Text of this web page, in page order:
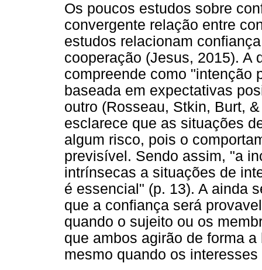
Os poucos estudos sobre
convergente relação entre
estudos relacionam
cooperação (Jesus, 2015). A
compreende como "intenção
baseada em expectativas
outro (Rosseau, Stkin, Burt,
esclarece que as situações
algum risco, pois o
previsível. Sendo assim, "a
intrínsecas a situações de
é essencial" (p. 13). A ainda
que a confiança será
quando o sujeito ou os
que ambos agirão de forma
mesmo quando os